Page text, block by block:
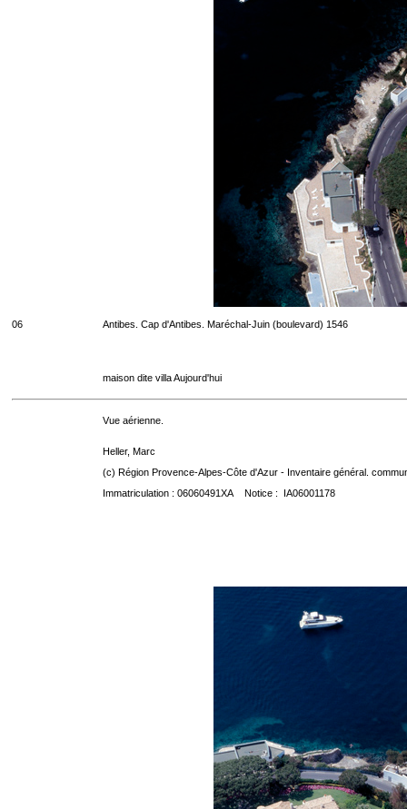
06 Antibes. Cap d'Antibes. Maréchal-Juin (boulevard) 1546
maison dite villa Aujourd'hui
Vue aérienne.
Heller, Marc
(c) Région Provence-Alpes-Côte d'Azur - Inventaire général.
Immatriculation : 06060491XA Notice : IA06001178